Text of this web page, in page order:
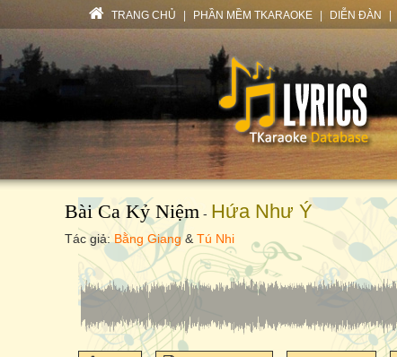
TRANG CHỦ PHẦN MỀM TKARAOKE DIỄN ĐÀN
Bài Ca Kỷ Niệm - Hứa Như Ý
Tác giả: Bằng Giang& Tú Nhi